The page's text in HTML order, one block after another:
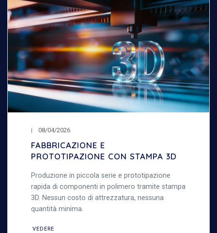
08/04/2026
FABBRICAZIONE E
PROTOTIPAZIONE CON STAMPA 3D
Produzione in piccola serie e prototipazione
rapida di componenti in polimero tramite stampa
3D. Nessun costo di attrezzatura, nessuna
quantità minima.
VEDERE